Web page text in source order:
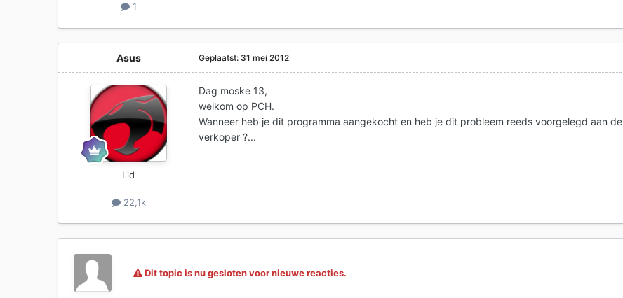
1
Asus
Lid
22,1k
Geplaatst: 31 mei 2012
Dag moske 13,
welkom op PCH.
Wanneer heb je dit programma aangekocht en heb je dit probleem reeds voorgelegd aan de
verkoper ?...
Dit topic is nu gesloten voor nieuwe reacties.